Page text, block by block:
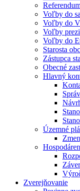
Voľby do
Voľby do
Voľby
Voľby do
Starosta
Zástupca
Obecné
Hlavný
Územné
Zverejňovanie